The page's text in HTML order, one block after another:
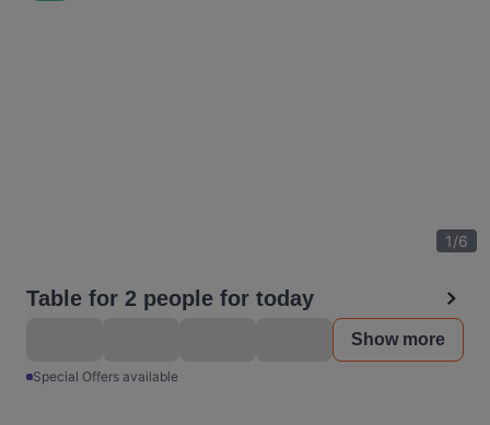
1/6
Table for 2 people for today
Show more
Special Offers available